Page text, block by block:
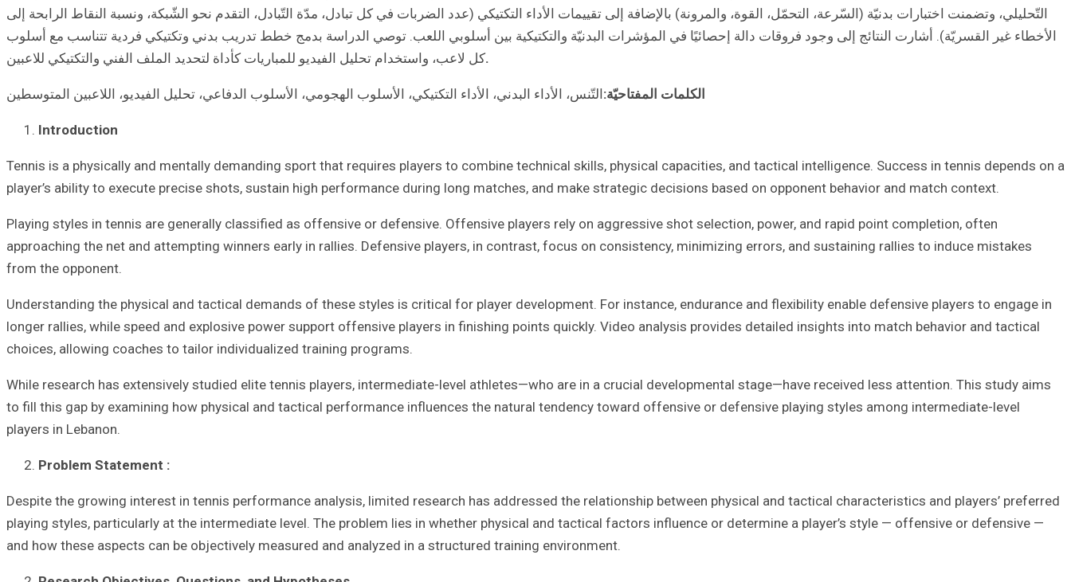
التّحليلي، وتضمنت اختبارات بدنيّة (السّرعة، التحمّل، القوة، والمرونة) بالإضافة إلى تقييمات الأداء التكتيكي (عدد الضربات في كل تبادل، مدّة التّبادل، التقدم نحو الشّبكة، ونسبة النقاط الرابحة إلى
الأخطاء غير القسريّة). أشارت النتائج إلى وجود فروقات دالة إحصائيًا في المؤشرات البدنيّة والتكتيكية بين أسلوبي اللعب. توصي الدراسة بدمج خطط تدريب بدني وتكتيكي فردية تتناسب مع أسلوب
كل لاعب، واستخدام تحليل الفيديو للمباريات كأداة لتحديد الملف الفني والتكتيكي للاعبين.
الكلمات المفتاحيّة:التّنس، الأداء البدني، الأداء التكتيكي، الأسلوب الهجومي، الأسلوب الدفاعي، تحليل الفيديو، اللاعبين المتوسطين
Introduction
Tennis is a physically and mentally demanding sport that requires players to combine technical skills, physical capacities, and tactical intelligence. Success in tennis depends on a
player’s ability to execute precise shots, sustain high performance during long matches, and make strategic decisions based on opponent behavior and match context.
Playing styles in tennis are generally classified as offensive or defensive. Offensive players rely on aggressive shot selection, power, and rapid point completion, often
approaching the net and attempting winners early in rallies. Defensive players, in contrast, focus on consistency, minimizing errors, and sustaining rallies to induce mistakes
from the opponent.
Understanding the physical and tactical demands of these styles is critical for player development. For instance, endurance and flexibility enable defensive players to engage in
longer rallies, while speed and explosive power support offensive players in finishing points quickly. Video analysis provides detailed insights into match behavior and tactical
choices, allowing coaches to tailor individualized training programs.
While research has extensively studied elite tennis players, intermediate-level athletes—who are in a crucial developmental stage—have received less attention. This study aims
to fill this gap by examining how physical and tactical performance influences the natural tendency toward offensive or defensive playing styles among intermediate-level
players in Lebanon.
Problem Statement :
Despite the growing interest in tennis performance analysis, limited research has addressed the relationship between physical and tactical characteristics and players’ preferred
playing styles, particularly at the intermediate level. The problem lies in whether physical and tactical factors influence or determine a player’s style — offensive or defensive —
and how these aspects can be objectively measured and analyzed in a structured training environment.